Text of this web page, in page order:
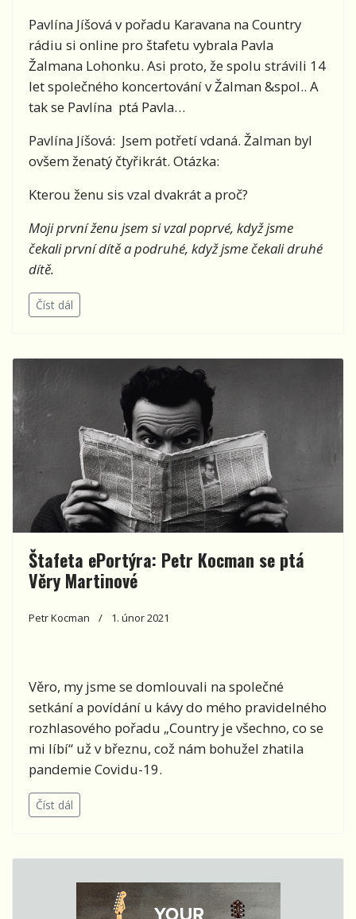
Pavlína Jíšová v pořadu Karavana na Country
rádiu si online pro štafetu vybrala Pavla
Žalmana Lohonku. Asi proto, že spolu strávili 14
let společného koncertování v Žalman &spol.. A
tak se Pavlína ptá Pavla…
Pavlína Jíšová: Jsem potřetí vdaná. Žalman byl
ovšem ženatý čtyřikrát. Otázka:
Kterou ženu sis vzal dvakrát a proč?
Moji první ženu jsem si vzal poprvé, když jsme
čekali první dítě a podruhé, když jsme čekali druhé
dítě.
Číst dál
Štafeta ePortýra: Petr Kocman se ptá
Věry Martinové
Petr Kocman 1. únor 2021
Věro, my jsme se domlouvali na společné
setkání a povídání u kávy do mého pravidelného
rozhlasového pořadu „Country je všechno, co se
mi líbí“ už v březnu, což nám bohužel zhatila
pandemie Covidu-19.
Číst dál